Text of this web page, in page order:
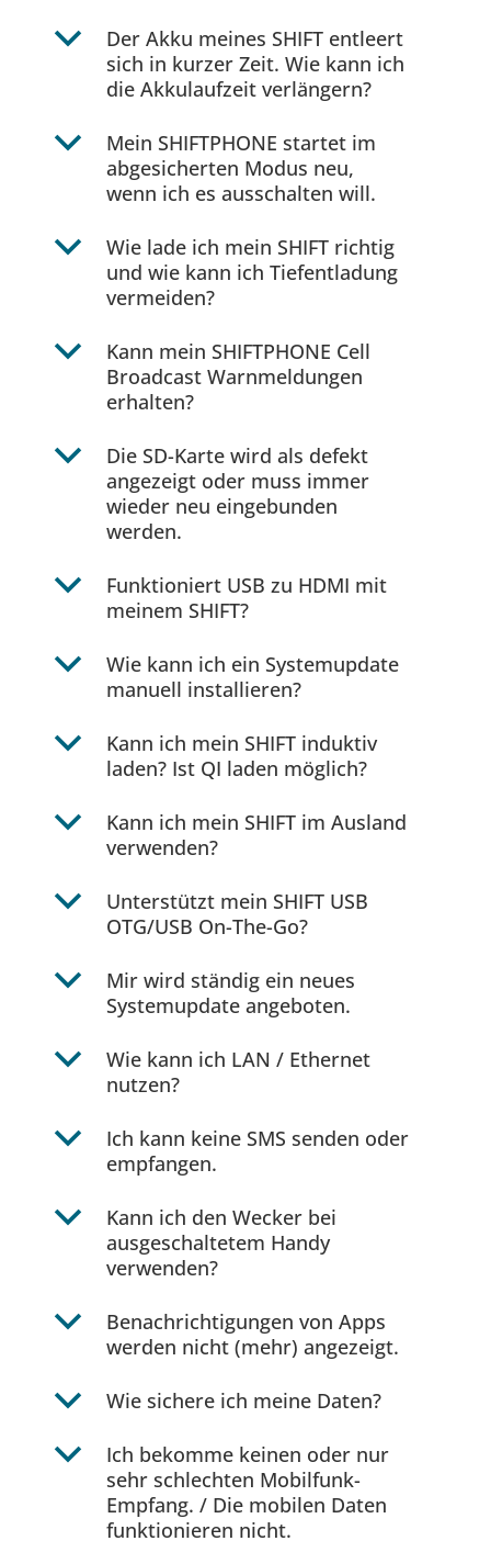
b
Der Akku meines SHIFT entleert
sich in kurzer Zeit. Wie kann ich
die Akkulaufzeit verlängern?
b
Mein SHIFTPHONE startet im
abgesicherten Modus neu,
wenn ich es ausschalten will.
b
Wie lade ich mein SHIFT richtig
und wie kann ich Tiefentladung
vermeiden?
b
Kann mein SHIFTPHONE Cell
Broadcast Warnmeldungen
erhalten?
b
Die SD-Karte wird als defekt
angezeigt oder muss immer
wieder neu eingebunden
werden.
b
Funktioniert USB zu HDMI mit
meinem SHIFT?
b
Wie kann ich ein Systemupdate
manuell installieren?
b
Kann ich mein SHIFT induktiv
laden? Ist QI laden möglich?
b
Kann ich mein SHIFT im Ausland
verwenden?
b
Unterstützt mein SHIFT USB
OTG/USB On-The-Go?
b
Mir wird ständig ein neues
Systemupdate angeboten.
b
Wie kann ich LAN / Ethernet
nutzen?
b
Ich kann keine SMS senden oder
empfangen.
b
Kann ich den Wecker bei
ausgeschaltetem Handy
verwenden?
b
Benachrichtigungen von Apps
werden nicht (mehr) angezeigt.
b Wie sichere ich meine Daten?
b
Ich bekomme keinen oder nur
sehr schlechten Mobilfunk-
Empfang. / Die mobilen Daten
funktionieren nicht.